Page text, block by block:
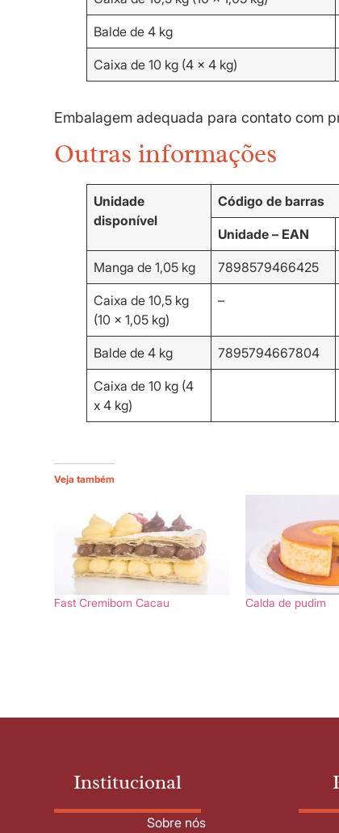
Balde de 4 kg
Caixa de 10 kg (4 x 4 kg)
Embalagem adequada para contato com
Outras informações
Unidade
disponível
Código de barras
Unidade – EAN
Manga de 1,05 kg 7898579466425
Caixa de 10,5 kg
(10 x 1,05 kg)
–
Balde de 4 kg 7895794667804
Caixa de 10 kg (4
x 4 kg)
Veja também
Fast Cremibom Cacau Calda de pudim
Institucional
Sobre nós